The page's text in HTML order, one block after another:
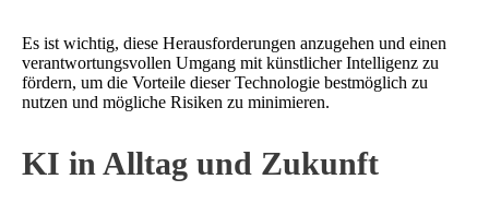
Es ist wichtig, diese Herausforderungen anzugehen und einen
verantwortungsvollen Umgang mit künstlicher Intelligenz zu
fördern, um die Vorteile dieser Technologie bestmöglich zu
nutzen und mögliche Risiken zu minimieren.
KI in Alltag und Zukunft